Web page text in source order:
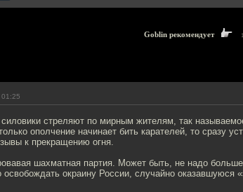
Goblin рекомендует
силовики стреляют по мирным жителям, так
ополчение начинает бить карателей, то сразу
к прекращению огня.
шахматная партия. Может быть, не надо
освобождать окраину России, случайно оказавшуюся